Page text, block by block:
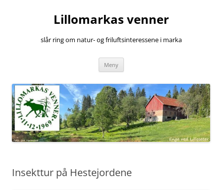
Lillomarkas venner
slår ring om natur- og friluftsinteressene i marka
Meny
Insekttur på Hestejordene